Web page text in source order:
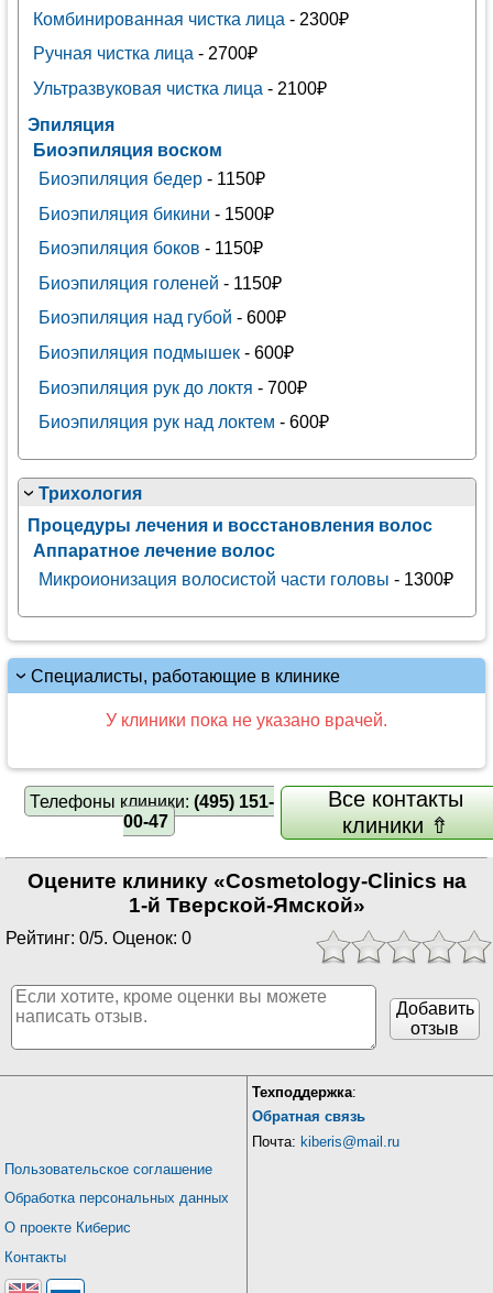
Комбинированная чистка лица - 2300₽
Ручная чистка лица - 2700₽
Ультразвуковая чистка лица - 2100₽
Эпиляция
Биоэпиляция воском
Биоэпиляция бедер- 1150₽
Биоэпиляция бикини - 1500₽
Биоэпиляция боков - 1150₽
Биоэпиляция голеней - 1150₽
Биоэпиляция над губой - 600₽
Биоэпиляция подмышек- 600₽
Биоэпиляция рук до локтя - 700₽
Биоэпиляция рук над локтем - 600₽
Трихология
Процедуры лечения и восстановления волос
Аппаратное лечение волос
Микроионизация волосистой части головы - 1300₽
Специалисты, работающие в клинике
У клиники пока не указано врачей.
Телефоны клиники:(495) 151-
00-47
Все контакты
клиники ⇮
Оцените клинику «Cosmetology-Clinics на
1-й Тверской-Ямской»
Рейтинг: 0/5. Оценок: 0
Добавить
отзыв
Пользовательское соглашение
Обработка персональных данных
О проекте Киберис
Контакты
Техподдержка:
Обратная связь
Почта: kiberis@mail.ru